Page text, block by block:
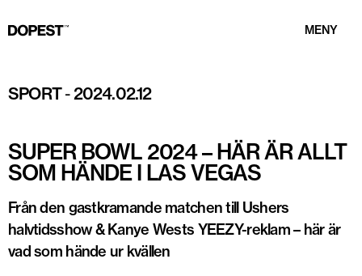
MENY
Mecole Hardman Jr. & Patrick Mahomes omfamnar varandra efter den
avgörande touchdownen. Foto: "San Francisco 49ers vs. Kansas City Chiefs |
SPORT-2024.02.12
SUPER BOWL 2024 – HÄR ÄR ALLT
SOM HÄNDE I LAS VEGAS
Från den gastkramande matchen till Ushers
halvtidsshow & Kanye Wests YEEZY-reklam – här är
vad som hände ur kvällen